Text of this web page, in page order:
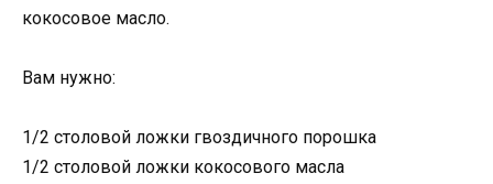
кокосовое масло.
Вам нужно:
1/2 столовой ложки гвоздичного порошка
1/2 столовой ложки кокосового масла